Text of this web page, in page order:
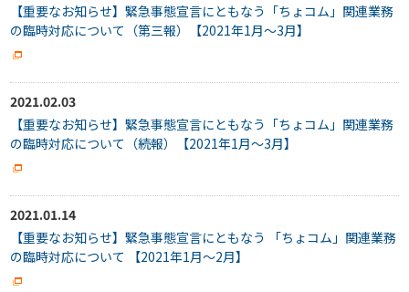
【重要なお知らせ】緊急事態宣言にともなう「ちょコム」関連業務
の臨時対応について（第三報）【2021年1月～3月】
2021.02.03
【重要なお知らせ】緊急事態宣言にともなう「ちょコム」関連業務
の臨時対応について（続報）【2021年1月～3月】
2021.01.14
【重要なお知らせ】緊急事態宣言にともなう 「ちょコム」関連業務
の臨時対応について 【2021年1月～2月】